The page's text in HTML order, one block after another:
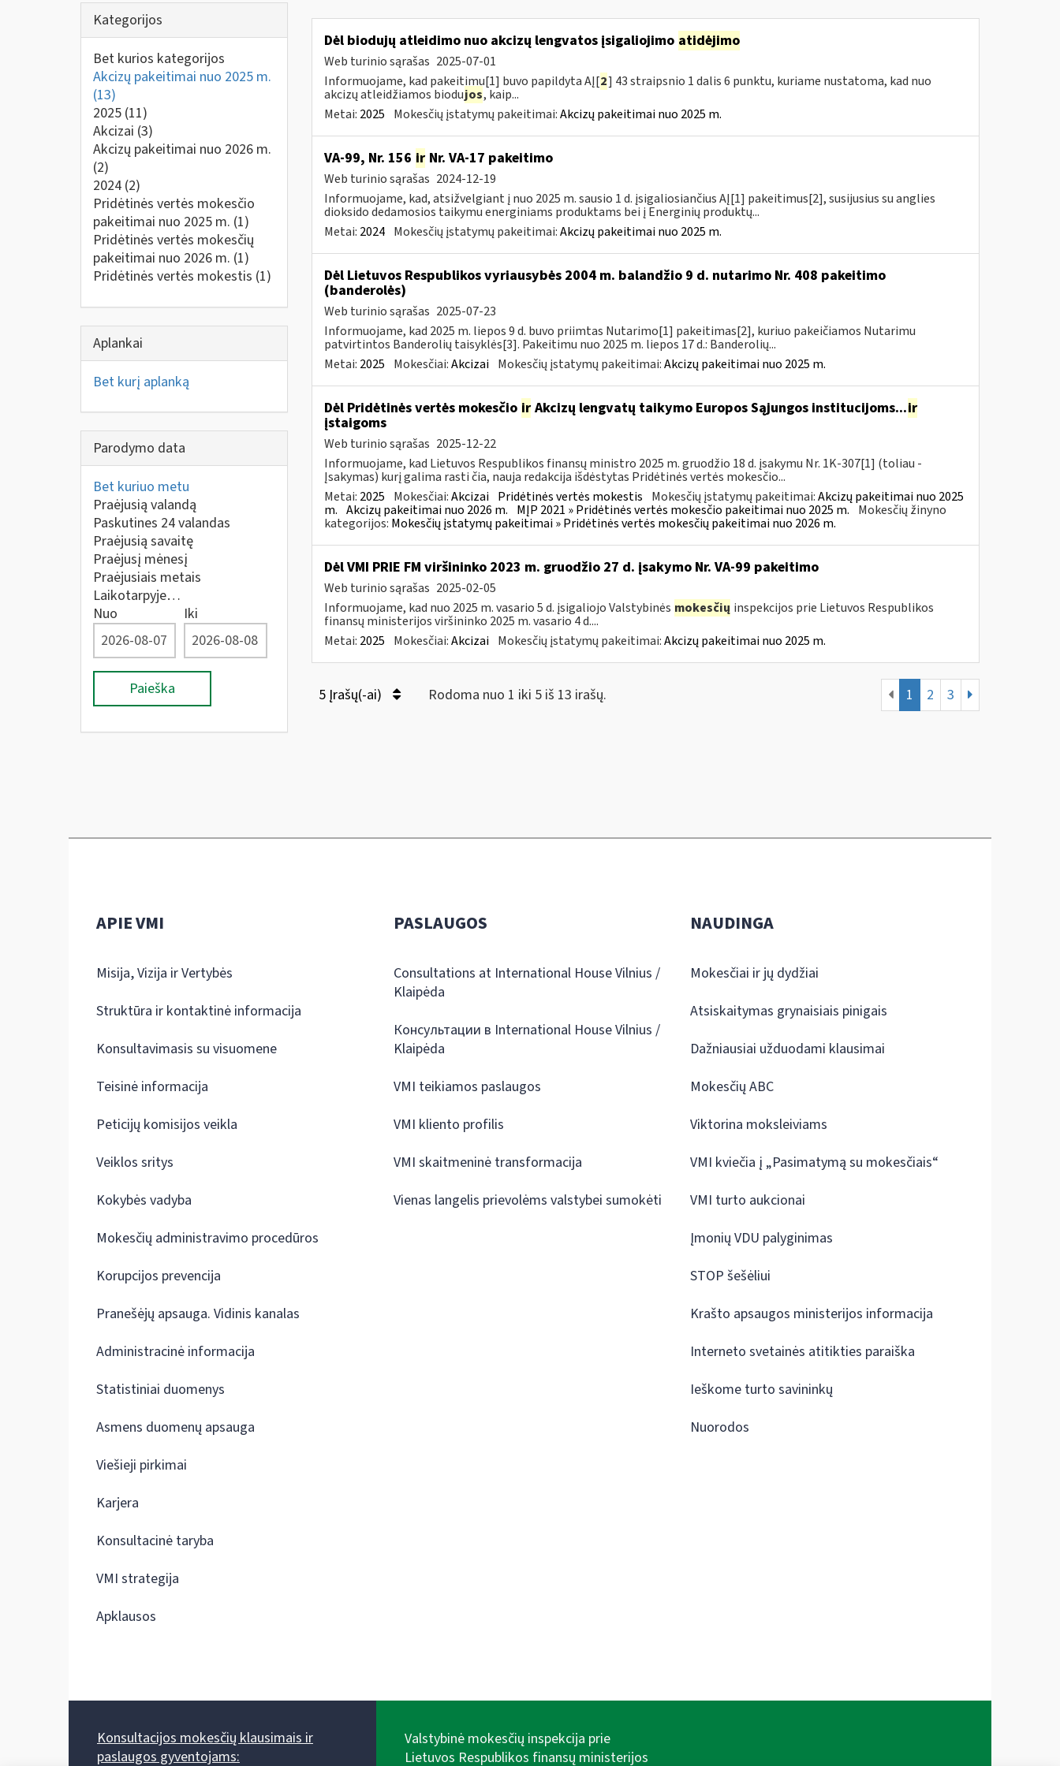
Kategorijos
Bet kurios kategorijos
Akcizų pakeitimai nuo 2025 m.
(13)
2025 (11)
Akcizai (3)
Akcizų pakeitimai nuo 2026 m.
(2)
2024 (2)
Pridėtinės vertės mokesčio
pakeitimai nuo 2025 m. (1)
Pridėtinės vertės mokesčių
pakeitimai nuo 2026 m. (1)
Pridėtinės vertės mokestis (1)
Aplankai
Bet kurį aplanką
Parodymo data
Bet kuriuo metu
Praėjusią valandą
Paskutines 24 valandas
Praėjusią savaitę
Praėjusį mėnesį
Praėjusiais metais
Laikotarpyje…
Nuo
Iki
Paieška
Dėl biodujų atleidimo nuo akcizų lengvatos įsigaliojimo atidėjimo
Web turinio sąrašas 2025-07-01
Informuojame, kad pakeitimu[1] buvo papildyta AĮ[2] 43 straipsnio 1 dalis 6 punktu, kuriame nustatoma, kad nuo
akcizų atleidžiamos biodujos, kaip...
Metai: 2025 Mokesčių įstatymų pakeitimai:Akcizų pakeitimai nuo 2025 m.
VA-99, Nr. 156 irNr. VA-17 pakeitimo
Web turinio sąrašas 2024-12-19
Informuojame, kad, atsižvelgiant į nuo 2025 m. sausio 1 d. įsigaliosiančius AĮ[1] pakeitimus[2], susijusius su anglies
dioksido dedamosios taikymu energiniams produktams bei į Energinių produktų...
Metai: 2024 Mokesčių įstatymų pakeitimai:Akcizų pakeitimai nuo 2025 m.
Dėl Lietuvos Respublikos vyriausybės 2004 m. balandžio 9 d. nutarimo Nr. 408 pakeitimo
(banderolės)
Web turinio sąrašas 2025-07-23
Informuojame, kad 2025 m. liepos 9 d. buvo priimtas Nutarimo[1] pakeitimas[2], kuriuo pakeičiamos Nutarimu
patvirtintos Banderolių taisyklės[3]. Pakeitimu nuo 2025 m. liepos 17 d.: Banderolių...
Metai: 2025 Mokesčiai:Akcizai Mokesčių įstatymų pakeitimai:Akcizų pakeitimai nuo 2025 m.
Dėl Pridėtinės vertės mokesčio irAkcizų lengvatų taikymo Europos Sąjungos institucijoms...ir
įstaigoms
Web turinio sąrašas 2025-12-22
Informuojame, kad Lietuvos Respublikos finansų ministro 2025 m. gruodžio 18 d. įsakymu Nr. 1K-307[1] (toliau -
Įsakymas) kurį galima rasti čia, nauja redakcija išdėstytas Pridėtinės vertės mokesčio...
Metai: 2025 Mokesčiai:Akcizai Pridėtinės vertės mokestis Mokesčių įstatymų pakeitimai:Akcizų pakeitimai nuo 2025
m. Akcizų pakeitimai nuo 2026 m. MĮP 2021 » Pridėtinės vertės mokesčio pakeitimai nuo 2025 m. Mokesčių žinyno
kategorijos: Mokesčių įstatymų pakeitimai » Pridėtinės vertės mokesčių pakeitimai nuo 2026 m.
Dėl VMI PRIE FM viršininko 2023 m. gruodžio 27 d. įsakymo Nr. VA-99 pakeitimo
Web turinio sąrašas 2025-02-05
Informuojame, kad nuo 2025 m. vasario 5 d. įsigaliojo Valstybinės mokesčių inspekcijos prie Lietuvos Respublikos
finansų ministerijos viršininko 2025 m. vasario 4 d....
Metai: 2025 Mokesčiai:Akcizai Mokesčių įstatymų pakeitimai:Akcizų pakeitimai nuo 2025 m.
5 Įrašų(-ai) Rodoma nuo 1 iki 5 iš 13 irašų. 1 2 3
APIE VMI
Misija, Vizija ir Vertybės
Struktūra ir kontaktinė informacija
Konsultavimasis su visuomene
Teisinė informacija
Peticijų komisijos veikla
Veiklos sritys
Kokybės vadyba
Mokesčių administravimo procedūros
Korupcijos prevencija
Pranešėjų apsauga. Vidinis kanalas
Administracinė informacija
Statistiniai duomenys
Asmens duomenų apsauga
Viešieji pirkimai
Karjera
Konsultacinė taryba
VMI strategija
Apklausos
PASLAUGOS
Consultations at International House Vilnius /
Klaipėda
Консультации в International House Vilnius /
Klaipėda
VMI teikiamos paslaugos
VMI kliento profilis
VMI skaitmeninė transformacija
Vienas langelis prievolėms valstybei sumokėti
NAUDINGA
Mokesčiai ir jų dydžiai
Atsiskaitymas grynaisiais pinigais
Dažniausiai užduodami klausimai
Mokesčių ABC
Viktorina moksleiviams
VMI kviečia į „Pasimatymą su mokesčiais“
VMI turto aukcionai
Įmonių VDU palyginimas
STOP šešėliui
Krašto apsaugos ministerijos informacija
Interneto svetainės atitikties paraiška
Ieškome turto savininkų
Nuorodos
Konsultacijos mokesčių klausimais ir
paslaugos gyventojams:
Valstybinė mokesčių inspekcija prie
Lietuvos Respublikos finansų ministerijos